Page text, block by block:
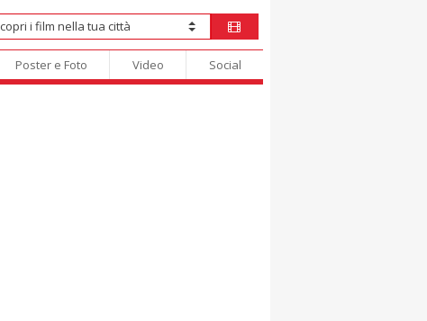
Poster e Foto Video Social